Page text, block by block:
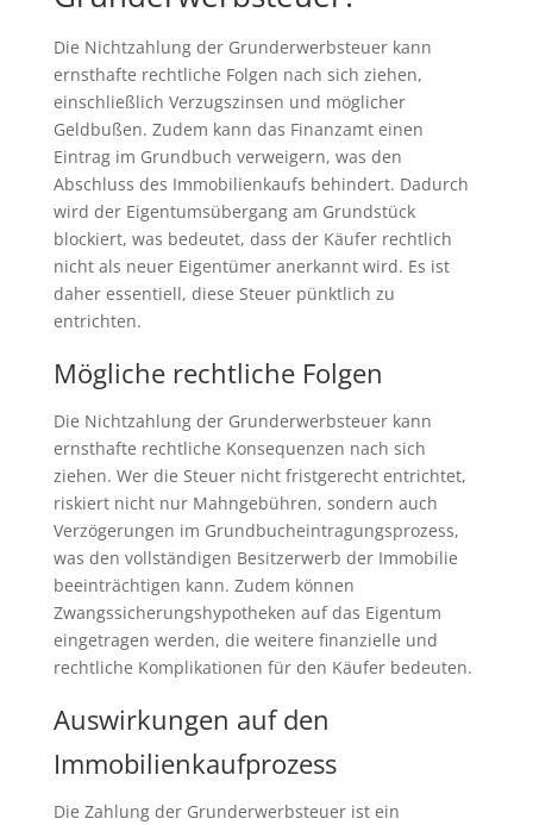
Die Nichtzahlung der Grunderwerbsteuer kann
ernsthafte rechtliche Folgen nach sich ziehen,
einschließlich Verzugszinsen und möglicher
Geldbußen. Zudem kann das Finanzamt einen
Eintrag im Grundbuch verweigern, was den
Abschluss des Immobilienkaufs behindert. Dadurch
wird der Eigentumsübergang am Grundstück
blockiert, was bedeutet, dass der Käufer rechtlich
nicht als neuer Eigentümer anerkannt wird. Es ist
daher essentiell, diese Steuer pünktlich zu
entrichten.
Mögliche rechtliche Folgen
Die Nichtzahlung der Grunderwerbsteuer kann
ernsthafte rechtliche Konsequenzen nach sich
ziehen. Wer die Steuer nicht fristgerecht entrichtet,
riskiert nicht nur Mahngebühren, sondern auch
Verzögerungen im Grundbucheintragungsprozess,
was den vollständigen Besitzerwerb der Immobilie
beeinträchtigen kann. Zudem können
Zwangssicherungshypotheken auf das Eigentum
eingetragen werden, die weitere finanzielle und
rechtliche Komplikationen für den Käufer bedeuten.
Auswirkungen auf den
Immobilienkaufprozess
Die Zahlung der Grunderwerbsteuer ist ein